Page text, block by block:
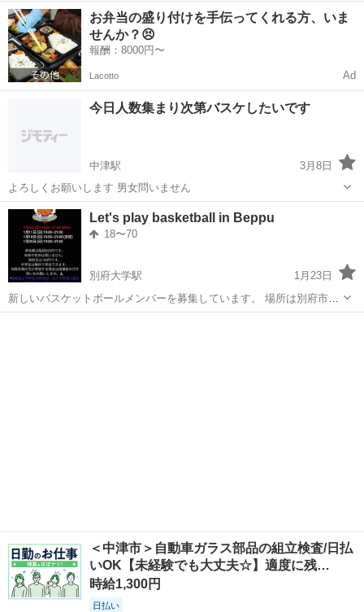
すヽ(^o^)丿 精神障がい者ご本人と、そのご家族、 友人、支援者、目的
にご賛同いただける方であれば どなたでも参加できます。参加費無料
です。 大分県...
大分 中津市 バスケットボール ラウンド
お弁当の盛り付けを手伝ってくれる方、いま
せんか？😣
報酬：8000円〜
Lacotto Ad
今日人数集まり次第バスケしたいです
中津駅
3月8日
よろしくお願いします 男女問いません
大分 中津市
Let's play basketball in Beppu
18〜70
別府大学駅
1月23日
新しいバスケットボールメンバーを募集しています。 場所は別府市立
鶴見台中学校です。 日曜日に活動しています。 午後7時から午後9時ま
＜中津市＞自動車ガラス部品の組立検査/日払
いOK【未経験でも大丈夫☆】適度に残…
時給1,300円
日払い